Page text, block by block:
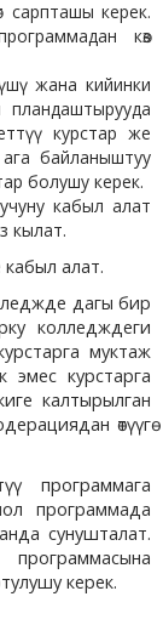
сарпташы керек.
көз
жана кийинки
курстар же
байланыштуу
болушу керек.
кабыл алат
кылат.
алат.
дагы бир
колледждеги
муктаж
курстарга
калтырылган
өтүүгө
программага
программада
сунушталат.
керек.